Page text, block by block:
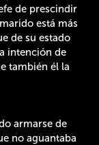
de prescindir
está más
de su estado
intención de
también él la
armarse de
no aguantaba